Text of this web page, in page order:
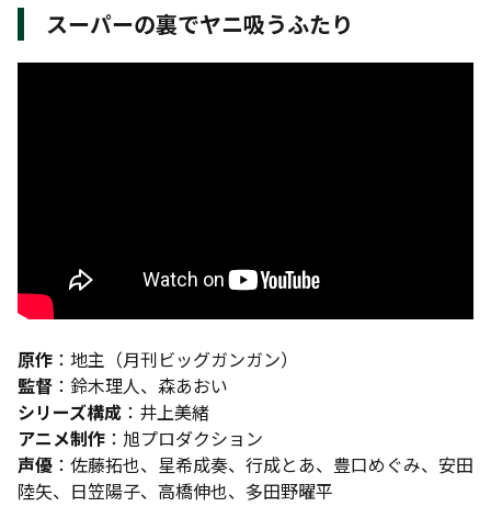
スーパーの裏でヤニ吸うふたり
原作 ：地主（月刊ビッグガンガン）
監督 ：鈴木理人、森あおい
シリーズ構成 ：井上美緒
アニメ制作 ：旭プロダクション
声優 ：佐藤拓也、星希成奏、行成とあ、豊口めぐみ、安田
陸矢、日笠陽子、高橋伸也、多田野曜平